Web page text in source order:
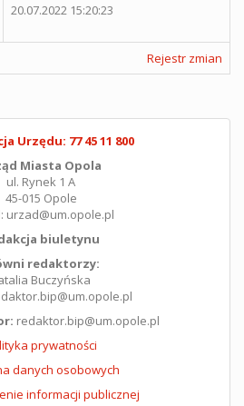
20.07.2022 15:20:23
Rejestr zmian
Urzędu: 77 45 11 800
Miasta Opola
ul. Rynek 1 A
45-015 Opole
urzad@um.opole.pl
biuletynu
redaktorzy:
Buczyńska
redaktor.bip@um.opole.pl
prywatności
danych osobowych
informacji publicznej